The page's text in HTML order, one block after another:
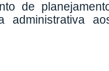
de
administrativa